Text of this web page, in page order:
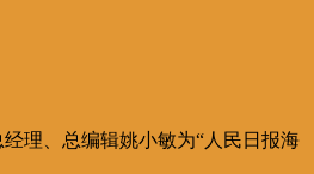
理、总编辑姚小敏为“人民日报海